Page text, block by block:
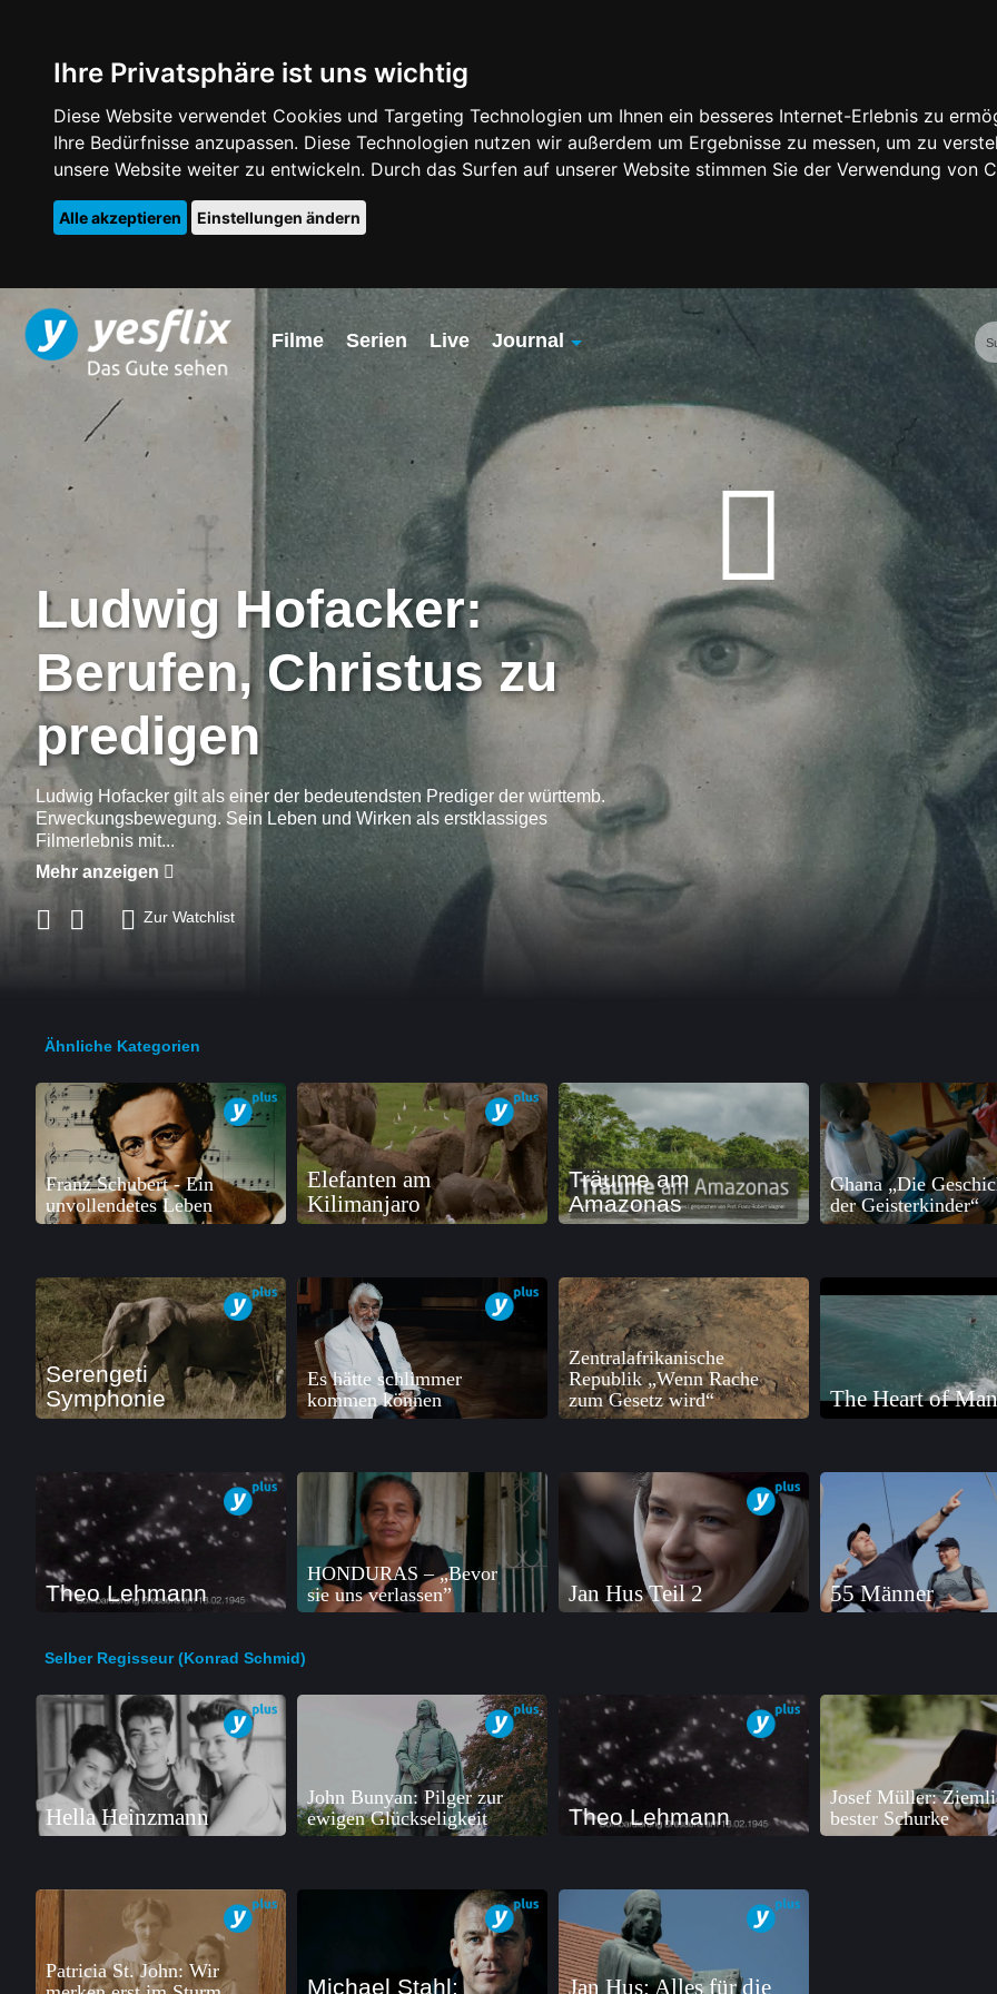
Ihre Privatsphäre ist uns wichtig
Diese Website verwendet Cookies und Targeting Technologien um Ihnen ein besseres Internet-Erlebnis zu
Ihre Bedürfnisse anzupassen. Diese Technologien nutzen wir außerdem um Ergebnisse zu messen, um zu
unsere Website weiter zu entwickeln. Durch das Surfen auf unserer Website stimmen Sie der Verwendung von
Alle akzeptieren Einstellungen ändern
Filme Serien Live
Journal
Übersicht
Ludwig Hofacker:
Berufen, Christus zu
predigen
Ludwig Hofacker gilt als einer der bedeutendsten Prediger der württemb.
Erweckungsbewegung. Sein Leben und Wirken als erstklassiges
Filmerlebnis mit...
Mehr anzeigen
Zur Watchlist
Ähnliche Kategorien
Franz Schubert - Ein
unvollendetes Leben
Elefanten am
Kilimanjaro
Träume am
Amazonas
Ghana „Die
der Geisterkinder“
Serengeti
Symphonie
Es hätte schlimmer
kommen können
Zentralafrikanische
Republik „Wenn Rache
zum Gesetz wird“
The Heart of Man
Theo Lehmann
HONDURAS – „Bevor
sie uns verlassen”
Jan Hus Teil 2 55 Männer
Selber Regisseur (Konrad Schmid)
Hella Heinzmann
John Bunyan: Pilger zur
ewigen Glückseligkeit
Theo Lehmann
Josef Müller:
bester Schurke
Patricia St. John: Wir
Michael Stahl: Jan Hus: Alles für die